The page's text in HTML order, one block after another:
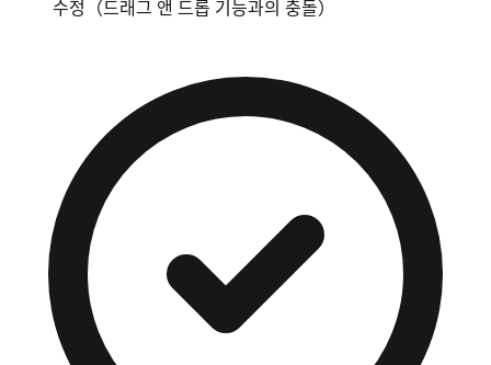
수정（드래그 앤 드롭 기능과의 충돌）